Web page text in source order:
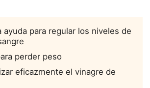
ayuda para regular los niveles de
perder peso
eficazmente el vinagre de